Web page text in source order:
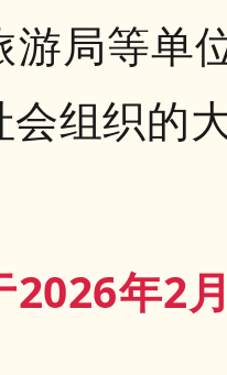
游局等单
会组织的
2026年2